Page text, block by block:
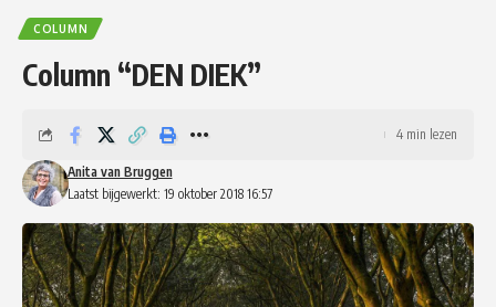
COLUMN
Column “DEN DIEK”
Laatst bijgewerkt: 19 oktober 2018 16:57
Anita van Bruggen
4 min lezen